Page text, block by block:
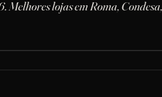
lojas em Roma,